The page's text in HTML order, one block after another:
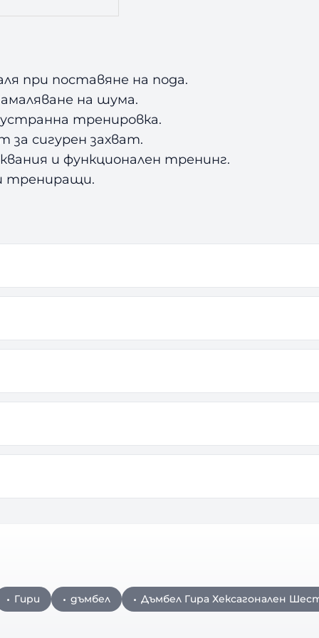
при поставяне на пода.
на шума.
тренировка.
за сигурен захват.
и функционален тренинг.
трениращи.
Гири дъмбел Дъмбел Гира Хексагонален